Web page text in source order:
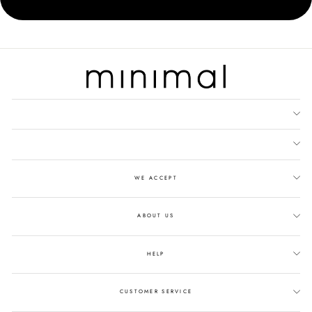
WE ACCEPT
ABOUT US
HELP
CUSTOMER SERVICE